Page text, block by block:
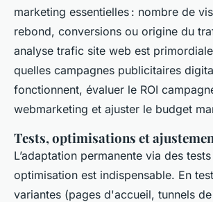
marketing essentielles : nombre de
rebond, conversions ou origine du
analyse trafic site web est
quelles campagnes publicitaires
fonctionnent, évaluer le ROI
webmarketing et ajuster le budget
Tests, optimisations et
L’adaptation permanente via des
optimisation est indispensable. En
variantes (pages d'accueil, tunnels